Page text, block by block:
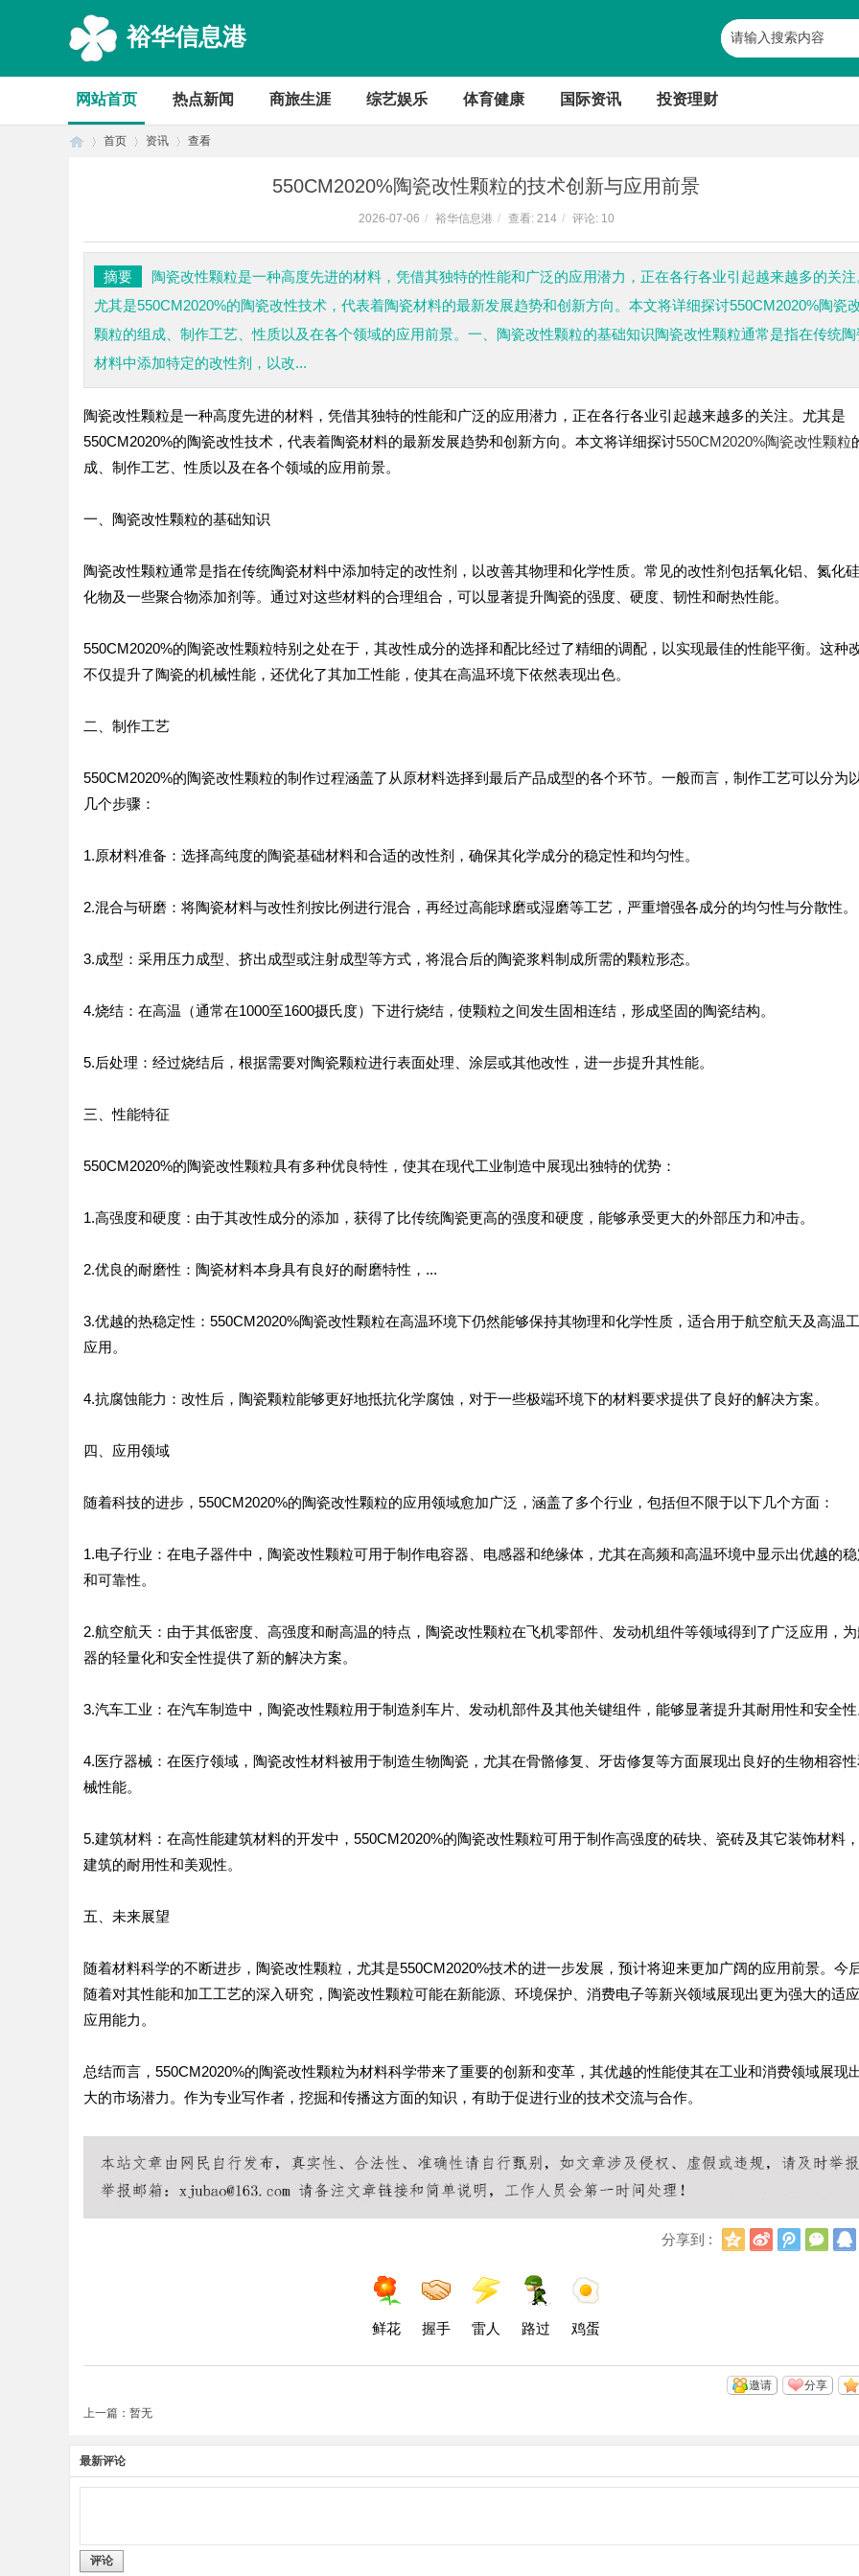
裕华信息港
网站首页 热点新闻 商旅生涯 综艺娱乐 体育健康 国际资讯 投资理财
首页 资讯 查看
550CM2020%陶瓷改性颗粒的技术创新与应用前景
2026-07-06 / 裕华信息港 / 查看: 214 / 评论: 10
摘要
陶瓷改性颗粒是一种高度先进的材料，凭借其独特的性能和广泛的应用潜力，正在各行各业引起越来越多的关注
尤其是550CM2020%的陶瓷改性技术，代表着陶瓷材料的最新发展趋势和创新方向。本文将详细探讨550CM2020%陶瓷
颗粒的组成、制作工艺、性质以及在各个领域的应用前景。一、陶瓷改性颗粒的基础知识陶瓷改性颗粒通常是指在传统陶
材料中添加特定的改性剂，以改...
陶瓷改性颗粒是一种高度先进的材料，凭借其独特的性能和广泛的应用潜力，正在各行各业引起越来越多的关注。尤其是
550CM2020%的陶瓷改性技术，代表着陶瓷材料的最新发展趋势和创新方向。本文将详细探讨550CM2020%陶瓷改性颗粒
成、制作工艺、性质以及在各个领域的应用前景。
一、陶瓷改性颗粒的基础知识
陶瓷改性颗粒通常是指在传统陶瓷材料中添加特定的改性剂，以改善其物理和化学性质。常见的改性剂包括氧化铝、氮化
化物及一些聚合物添加剂等。通过对这些材料的合理组合，可以显著提升陶瓷的强度、硬度、韧性和耐热性能。
550CM2020%的陶瓷改性颗粒特别之处在于，其改性成分的选择和配比经过了精细的调配，以实现最佳的性能平衡。这种
不仅提升了陶瓷的机械性能，还优化了其加工性能，使其在高温环境下依然表现出色。
二、制作工艺
550CM2020%的陶瓷改性颗粒的制作过程涵盖了从原材料选择到最后产品成型的各个环节。一般而言，制作工艺可以分为
几个步骤：
1.原材料准备：选择高纯度的陶瓷基础材料和合适的改性剂，确保其化学成分的稳定性和均匀性。
2.混合与研磨：将陶瓷材料与改性剂按比例进行混合，再经过高能球磨或湿磨等工艺，严重增强各成分的均匀性与分散性。
3.成型：采用压力成型、挤出成型或注射成型等方式，将混合后的陶瓷浆料制成所需的颗粒形态。
4.烧结：在高温（通常在1000至1600摄氏度）下进行烧结，使颗粒之间发生固相连结，形成坚固的陶瓷结构。
5.后处理：经过烧结后，根据需要对陶瓷颗粒进行表面处理、涂层或其他改性，进一步提升其性能。
三、性能特征
550CM2020%的陶瓷改性颗粒具有多种优良特性，使其在现代工业制造中展现出独特的优势：
1.高强度和硬度：由于其改性成分的添加，获得了比传统陶瓷更高的强度和硬度，能够承受更大的外部压力和冲击。
2.优良的耐磨性：陶瓷材料本身具有良好的耐磨特性，...
3.优越的热稳定性：550CM2020%陶瓷改性颗粒在高温环境下仍然能够保持其物理和化学性质，适合用于航空航天及高温
应用。
4.抗腐蚀能力：改性后，陶瓷颗粒能够更好地抵抗化学腐蚀，对于一些极端环境下的材料要求提供了良好的解决方案。
四、应用领域
随着科技的进步，550CM2020%的陶瓷改性颗粒的应用领域愈加广泛，涵盖了多个行业，包括但不限于以下几个方面：
1.电子行业：在电子器件中，陶瓷改性颗粒可用于制作电容器、电感器和绝缘体，尤其在高频和高温环境中显示出优越的
和可靠性。
2.航空航天：由于其低密度、高强度和耐高温的特点，陶瓷改性颗粒在飞机零部件、发动机组件等领域得到了广泛应用，
器的轻量化和安全性提供了新的解决方案。
3.汽车工业：在汽车制造中，陶瓷改性颗粒用于制造刹车片、发动机部件及其他关键组件，能够显著提升其耐用性和安全性
4.医疗器械：在医疗领域，陶瓷改性材料被用于制造生物陶瓷，尤其在骨骼修复、牙齿修复等方面展现出良好的生物相容
械性能。
5.建筑材料：在高性能建筑材料的开发中，550CM2020%的陶瓷改性颗粒可用于制作高强度的砖块、瓷砖及其它装饰材料
建筑的耐用性和美观性。
五、未来展望
随着材料科学的不断进步，陶瓷改性颗粒，尤其是550CM2020%技术的进一步发展，预计将迎来更加广阔的应用前景。今
随着对其性能和加工工艺的深入研究，陶瓷改性颗粒可能在新能源、环境保护、消费电子等新兴领域展现出更为强大的适
应用能力。
总结而言，550CM2020%的陶瓷改性颗粒为材料科学带来了重要的创新和变革，其优越的性能使其在工业和消费领域展现
大的市场潜力。作为专业写作者，挖掘和传播这方面的知识，有助于促进行业的技术交流与合作。
分享到 :
Q
新
浪
腾
讯
微
信
鲜花 握手 雷人 路过 鸡蛋
分享
邀请
上一篇：暂无
最新评论
评论